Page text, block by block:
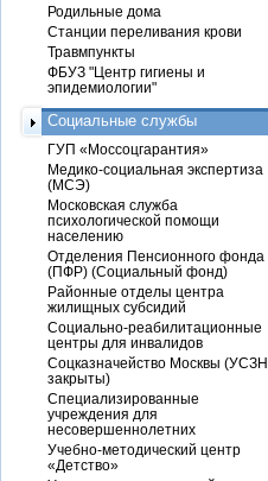
Родильные дома
Станции переливания крови
Травмпункты
ФБУЗ "Центр гигиены и
эпидемиологии"
Социальные службы
ГУП «Моссоцгарантия»
Медико-социальная экспертиза
(МСЭ)
Московская служба
психологической помощи
населению
Отделения Пенсионного фонда
(ПФР) (Социальный фонд)
Районные отделы центра
жилищных субсидий
Социально-реабилитационные
центры для инвалидов
Соцказначейство Москвы (УСЗН
закрыты)
Специализированные
учреждения для
несовершеннолетних
Учебно-методический центр
«Детство»